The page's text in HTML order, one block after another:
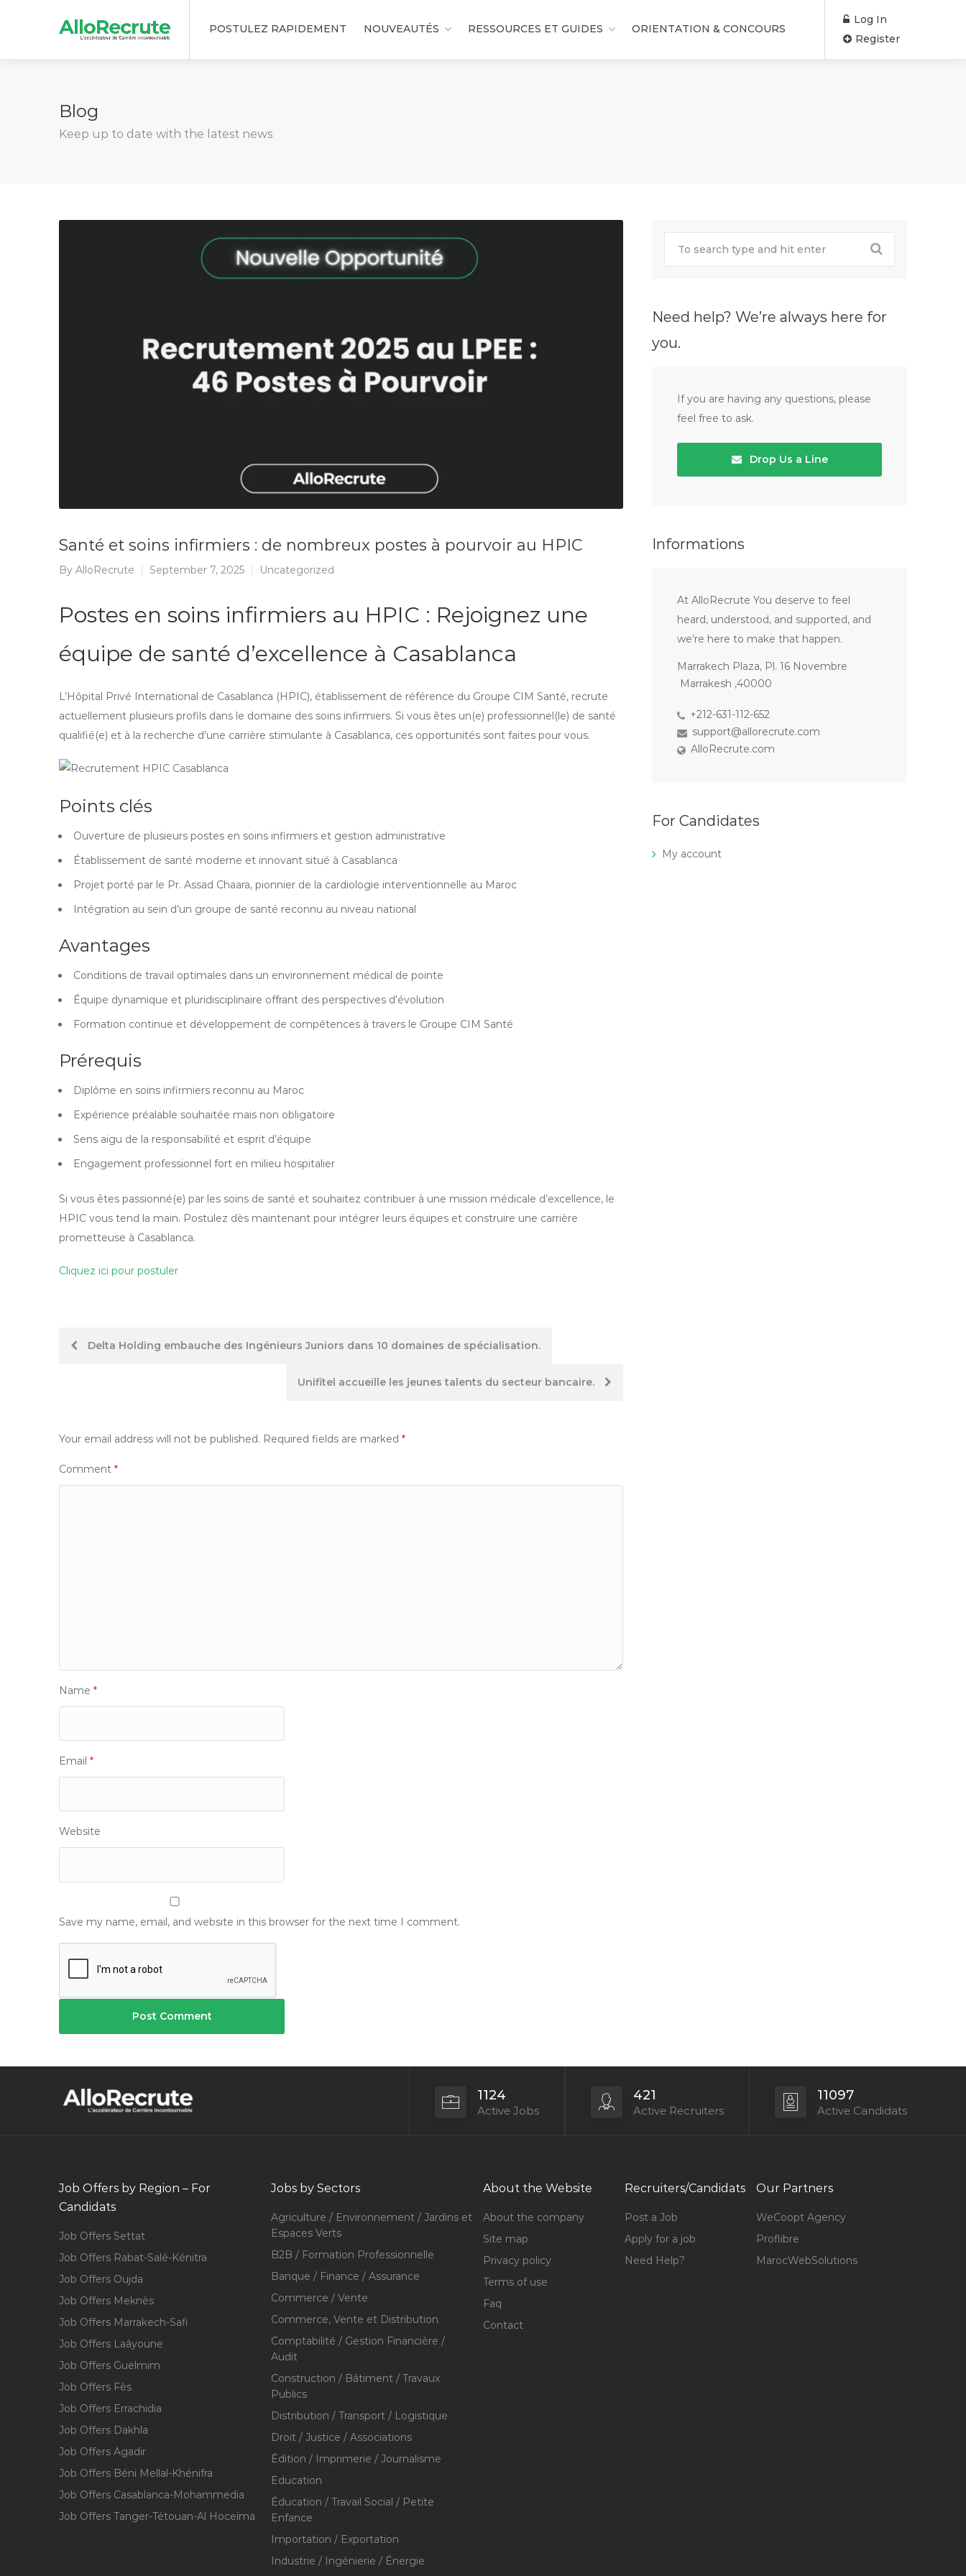
POSTULEZ RAPIDEMENT NOUVEAUTÉS RESSOURCES ET GUIDES ORIENTATION & CONCOURS
Log In
Register
Blog
Keep up to date with the latest news
Santé et soins infirmiers : de nombreux postes à pourvoir au HPIC
By AlloRecrute September 7, 2025 Uncategorized
Postes en soins infirmiers au HPIC : Rejoignez une
équipe de santé d’excellence à Casablanca
L’Hôpital Privé International de Casablanca (HPIC), établissement de référence du Groupe CIM Santé, recrute
actuellement plusieurs profils dans le domaine des soins infirmiers. Si vous êtes un(e) professionnel(le) de santé
qualifié(e) et à la recherche d’une carrière stimulante à Casablanca, ces opportunités sont faites pour vous.
Points clés
Ouverture de plusieurs postes en soins infirmiers et gestion administrative
Établissement de santé moderne et innovant situé à Casablanca
Projet porté par le Pr. Assad Chaara, pionnier de la cardiologie interventionnelle au Maroc
Intégration au sein d’un groupe de santé reconnu au niveau national
Avantages
Conditions de travail optimales dans un environnement médical de pointe
Équipe dynamique et pluridisciplinaire offrant des perspectives d’évolution
Formation continue et développement de compétences à travers le Groupe CIM Santé
Prérequis
Diplôme en soins infirmiers reconnu au Maroc
Expérience préalable souhaitée mais non obligatoire
Sens aigu de la responsabilité et esprit d’équipe
Engagement professionnel fort en milieu hospitalier
Si vous êtes passionné(e) par les soins de santé et souhaitez contribuer à une mission médicale d’excellence, le
HPIC vous tend la main. Postulez dès maintenant pour intégrer leurs équipes et construire une carrière
prometteuse à Casablanca.
Cliquez ici pour postuler
PostDelta Holding embauche des Ingénieurs Juniors dans 10 domaines de spécialisation.
Unifitel accueille les jeunes talents du secteur bancaire.
Your email address will not be published. Required fields are marked *
Comment *
Name *
Email *
Website
Save my name, email, and website in this browser for the next time I comment.
Need help? We’re always here for
you.
If you are having any questions, please
feel free to ask.
Drop Us a Line
Informations
At AlloRecrute You deserve to feel
heard, understood, and supported, and
we’re here to make that happen.
Marrakech Plaza, Pl. 16 Novembre
Marrakesh ,40000
+212-631-112-652
support@allorecrute.com
AlloRecrute.com
For Candidates
My account
1124
Active Jobs
421
Active Recruiters
11097
Active Candidats
Job Offers by Region – For
Candidats
Job Offers Settat
Job Offers Rabat-Salé-Kénitra
Job Offers Oujda
Job Offers Meknès
Job Offers Marrakech-Safi
Job Offers Laâyoune
Job Offers Guelmim
Job Offers Fès
Job Offers Errachidia
Job Offers Dakhla
Job Offers Agadir
Job Offers Béni Mellal-Khénifra
Job Offers Casablanca-Mohammedia
Job Offers Tanger-Tétouan-Al Hoceïma
Jobs by Sectors
Agriculture / Environnement / Jardins et
Espaces Verts
B2B / Formation Professionnelle
Banque / Finance / Assurance
Commerce / Vente
Commerce, Vente et Distribution
Comptabilité / Gestion Financière /
Audit
Construction / Bâtiment / Travaux
Publics
Distribution / Transport / Logistique
Droit / Justice / Associations
Édition / Imprimerie / Journalisme
Education
Éducation / Travail Social / Petite
Enfance
Importation / Exportation
Industrie / Ingénierie / Énergie
About the Website
About the company
Site map
Privacy policy
Terms of use
Faq
Contact
Recruiters/Candidats
Post a Job
Apply for a job
Need Help?
Our Partners
WeCoopt Agency
Proflibre
MarocWebSolutions